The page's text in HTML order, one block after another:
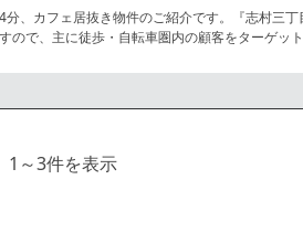
、カフェ居抜き物件のご紹介です。『志村三
ので、主に徒歩・自転車圏内の顧客をターゲッ
1 ～3件を表示